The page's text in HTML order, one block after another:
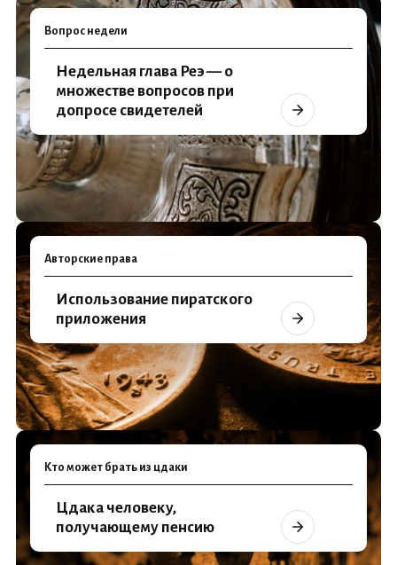
Вопрос недели
Недельная глава Реэ — о
множестве вопросов при
допросе свидетелей
Авторские права
Использование пиратского
приложения
Кто может брать из цдаки
Цдака человеку,
получающему пенсию